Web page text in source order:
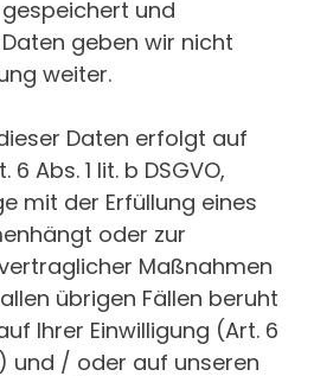
und
geben wir nicht
weiter.
Daten erfolgt auf
Abs. 1 lit. b DSGVO,
mit der Erfüllung eines
oder zur
Maßnahmen
übrigen Fällen beruht
Ihrer Einwilligung (Art. 6
und / oder auf unseren